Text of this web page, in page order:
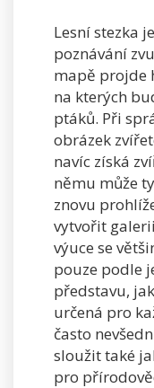
Lesní stezka
poznávání
mapě projde
na kterých
ptáků. Při
obrázek
navíc získá
němu může
znovu
vytvořit
výuce se
pouze podle
představu,
určená pro
často
sloužit také
pro